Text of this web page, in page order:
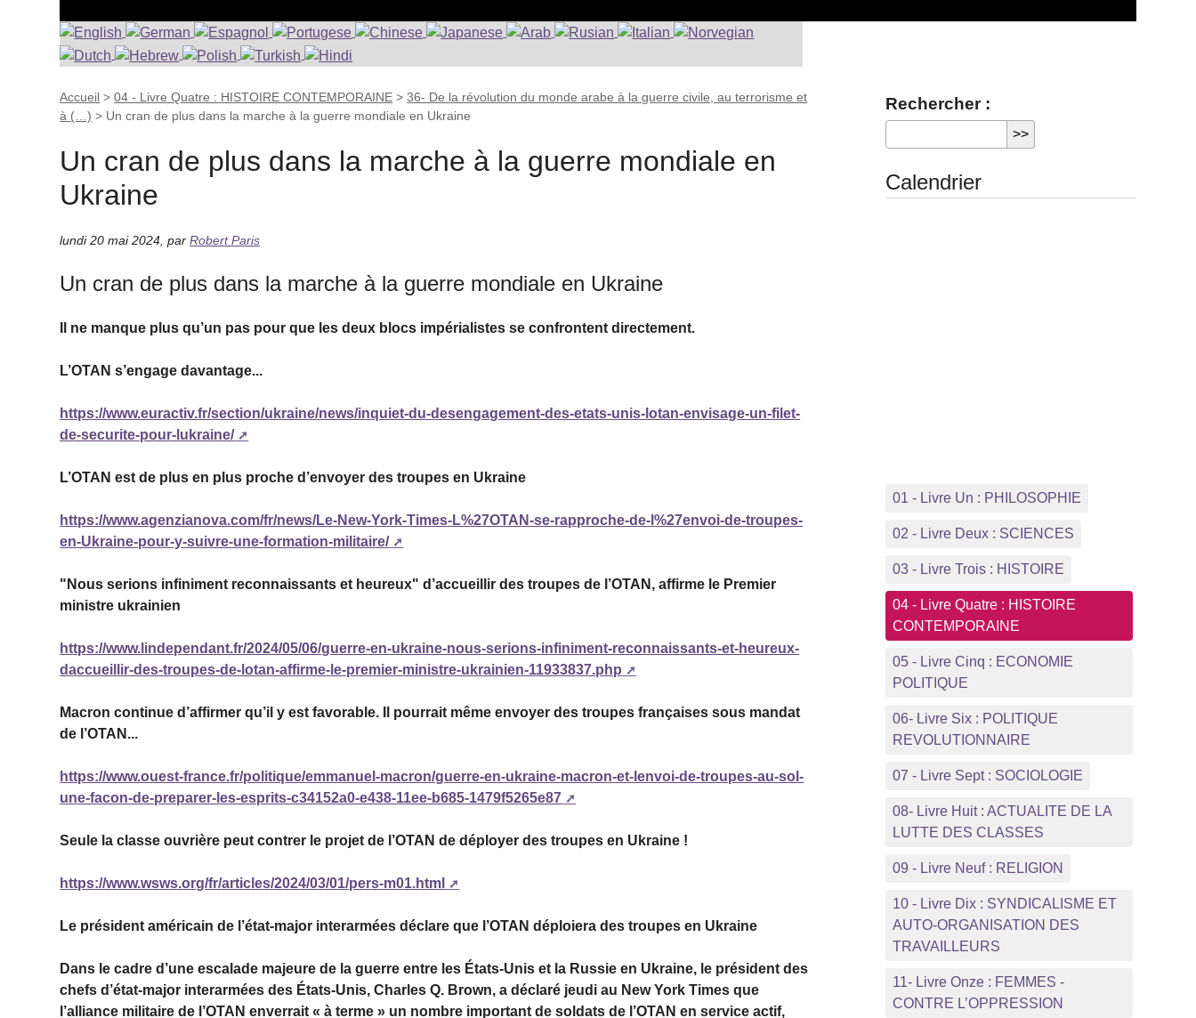
Accueil >04 - Livre Quatre : HISTOIRE CONTEMPORAINE >36- De la révolution du monde arabe à la guerre civile, au terrorisme et
à (…) > Un cran de plus dans la marche à la guerre mondiale en Ukraine
Un cran de plus dans la marche à la guerre mondiale en
Ukraine
lundi 20 mai 2024 ,parRobert Paris
Un cran de plus dans la marche à la guerre mondiale en Ukraine
Il ne manque plus qu’un pas pour que les deux blocs impérialistes se confrontent directement.
L’OTAN s’engage davantage...
https://www.euractiv.fr/section/ukraine/news/inquiet-du-desengagement-des-etats-unis-lotan-envisage-un-filet-
de-securite-pour-lukraine/
L’OTAN est de plus en plus proche d’envoyer des troupes en Ukraine
https://www.agenzianova.com/fr/news/Le-New-York-Times-L%27OTAN-se-rapproche-de-l%27envoi-de-troupes-
en-Ukraine-pour-y-suivre-une-formation-militaire/
"Nous serions infiniment reconnaissants et heureux" d’accueillir des troupes de l’OTAN, affirme le Premier
ministre ukrainien
https://www.lindependant.fr/2024/05/06/guerre-en-ukraine-nous-serions-infiniment-reconnaissants-et-heureux-
daccueillir-des-troupes-de-lotan-affirme-le-premier-ministre-ukrainien-11933837.php
Macron continue d’affirmer qu’il y est favorable. Il pourrait même envoyer des troupes françaises sous mandat
de l’OTAN...
https://www.ouest-france.fr/politique/emmanuel-macron/guerre-en-ukraine-macron-et-lenvoi-de-troupes-au-sol-
une-facon-de-preparer-les-esprits-c34152a0-e438-11ee-b685-1479f5265e87
Seule la classe ouvrière peut contrer le projet de l’OTAN de déployer des troupes en Ukraine !
https://www.wsws.org/fr/articles/2024/03/01/pers-m01.html
Le président américain de l’état-major interarmées déclare que l’OTAN déploiera des troupes en Ukraine
Dans le cadre d’une escalade majeure de la guerre entre les États-Unis et la Russie en Ukraine, le président des
chefs d’état-major interarmées des États-Unis, Charles Q. Brown, a déclaré jeudi au New York Times que
l’alliance militaire de l’OTAN enverrait « à terme » un nombre important de soldats de l’OTAN en service actif,
Rechercher :
Calendrier
01 - Livre Un : PHILOSOPHIE
02 - Livre Deux : SCIENCES
03 - Livre Trois : HISTOIRE
04 - Livre Quatre : HISTOIRE
CONTEMPORAINE
05 - Livre Cinq : ECONOMIE
POLITIQUE
06- Livre Six : POLITIQUE
REVOLUTIONNAIRE
07 - Livre Sept : SOCIOLOGIE
08- Livre Huit : ACTUALITE DE LA
LUTTE DES CLASSES
09 - Livre Neuf : RELIGION
10 - Livre Dix : SYNDICALISME ET
AUTO-ORGANISATION DES
TRAVAILLEURS
11- Livre Onze : FEMMES -
CONTRE L’OPPRESSION